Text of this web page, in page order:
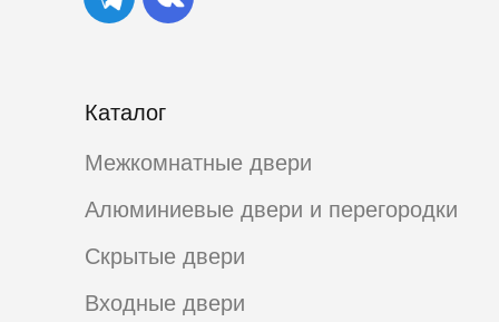
Каталог
Межкомнатные двери
Входные двери
Алюминиевые двери и перегородки
Скрытые двери